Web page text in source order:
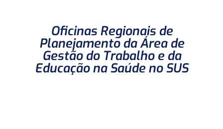
Oficinas Regionais de
Planejamento da Área de
Gestão do Trabalho e da
Educação na Saúde no SUS